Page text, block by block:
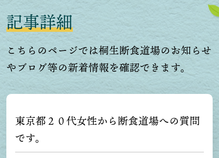
記事詳細
こちらのページでは桐生断食道場のお知らせ
やブログ等の新着情報を確認できます。
東京都２０代女性から断食道場への質問
です。